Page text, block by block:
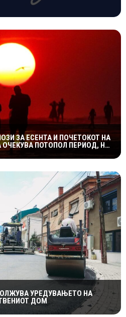
ЗА ЕСЕНТА И ПОЧЕТОКОТ НА
ПОТОПОЛ ПЕРИОД, НО
ПРЕСВРТИ
УРЕДУВАЊЕТО НА
ДОМ